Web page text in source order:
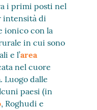
i primi posti nel
intensità di
ionico con la
in cui sono
e l’area
nel cuore
. Luogo dalle
paesi (in
, Roghudi e